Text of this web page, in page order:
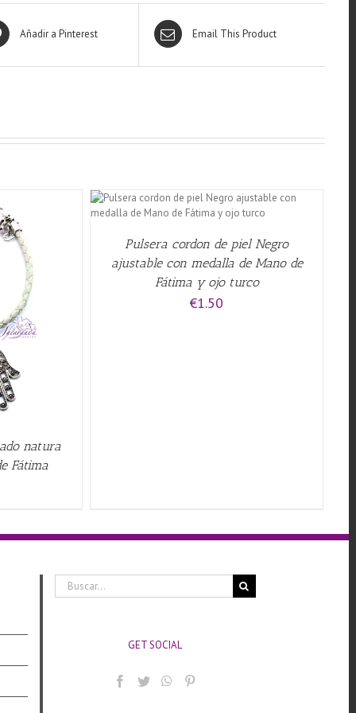
Añadir a Pinterest Email This Product
natura
Fátima
Pulsera cordon de piel Negro
ajustable con medalla de Mano de
Fátima y ojo turco
€1.50
Buscar:
GET SOCIAL